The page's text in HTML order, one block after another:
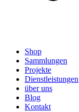
Shop
Sammlungen
Projekte
Dienstleistungen
über uns
Blog
Kontakt